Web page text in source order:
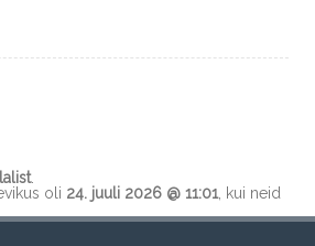
.
oli 24. juuli 2026 @ 11:01 , kui neid